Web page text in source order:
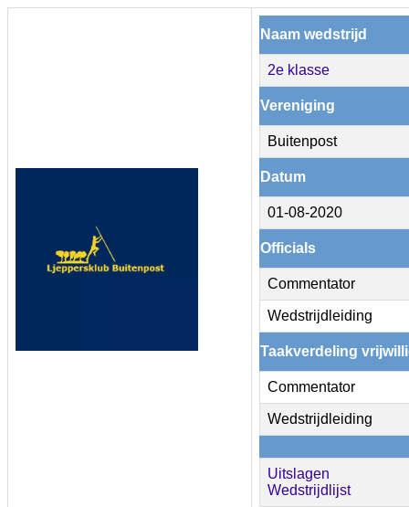
Naam wedstrijd
2e klasse
Vereniging
Buitenpost
Datum
01-08-2020
Officials
Commentator
Wedstrijdleiding
Taakverdeling
Commentator
Wedstrijdleiding
Uitslagen
Wedstrijdlijst